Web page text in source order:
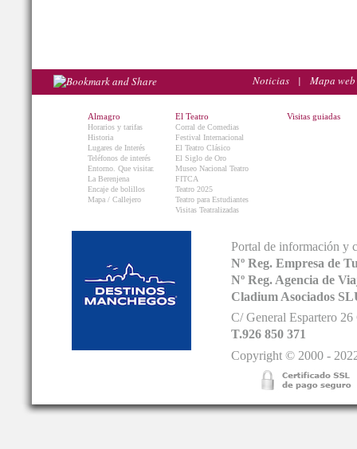
Noticias | Mapa web
Almagro
Horarios y tarifas
Historia
Lugares de Interés
Teléfonos de interés
Entorno. Que visitar.
La Berenjena
Encaje de bolillos
Mapa / Callejero
El Teatro
Corral de Comedias
Festival Internacional
El Teatro Clásico
El Siglo de Oro
Museo Nacional Teatro
FITCA
Teatro 2025
Teatro para Estudiantes
Visitas Teatralizadas
Visitas guiadas
Portal de información y
Nº Reg. Empresa de
Nº Reg. Agencia de
Cladium Asociados
C/ General Espartero
T.926 850 371
Copyright © 2000 -